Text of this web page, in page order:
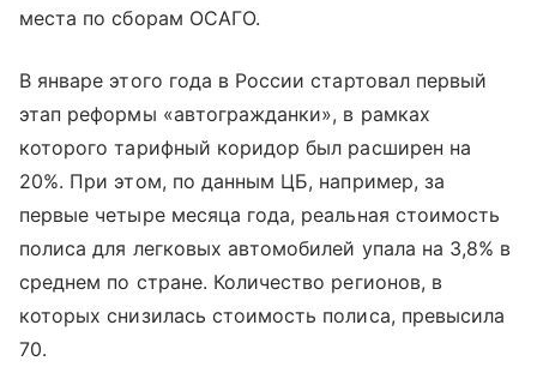
места по сборам ОСАГО.
В январе этого года в России стартовал первый
этап реформы «автогражданки», в рамках
которого тарифный коридор был расширен на
20%. При этом, по данным ЦБ, например, за
первые четыре месяца года, реальная стоимость
полиса для легковых автомобилей упала на 3,8% в
среднем по стране. Количество регионов, в
которых снизилась стоимость полиса, превысила
70.